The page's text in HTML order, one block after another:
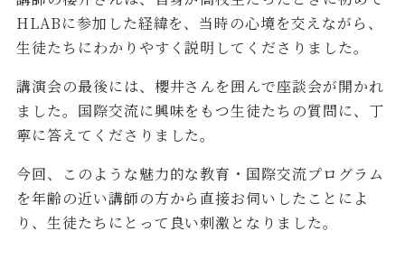
HLABに参加した経緯を、当時の心境を交えながら、
生徒たちにわかりやすく説明してくださりました。
講演会の最後には、櫻井さんを囲んで座談会が開かれ
ました。国際交流に興味をもつ生徒たちの質問に、丁
寧に答えてくださりました。
今回、このような魅力的な教育・国際交流プログラム
を年齢の近い講師の方から直接お伺いしたことによ
り、生徒たちにとって良い刺激となりました。